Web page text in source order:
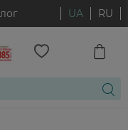
UA RU